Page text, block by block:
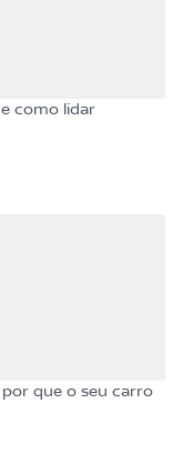
como lidar
que o seu carro